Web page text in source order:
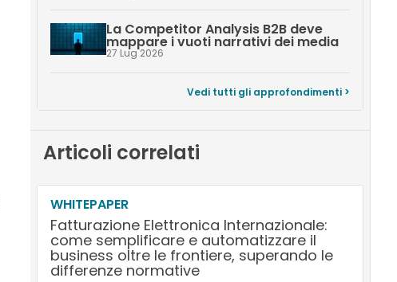
La Competitor Analysis B2B deve
mappare i vuoti narrativi dei media
27 Lug 2026
Vedi tutti gli approfondimenti >
Articoli correlati
WHITEPAPER
Fatturazione Elettronica Internazionale:
come semplificare e automatizzare il
business oltre le frontiere, superando le
differenze normative